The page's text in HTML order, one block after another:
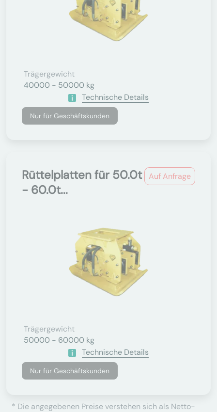
Trägergewicht
40000 - 50000 kg
Technische Details
Nur für Geschäftskunden
Auf Anfrage
Rüttelplatten für 50.0t
- 60.0t...
Trägergewicht
50000 - 60000 kg
Technische Details
Nur für Geschäftskunden
* Die angegebenen Preise verstehen sich als Netto-